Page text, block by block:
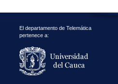
El departamento de Telemática
pertenece a: